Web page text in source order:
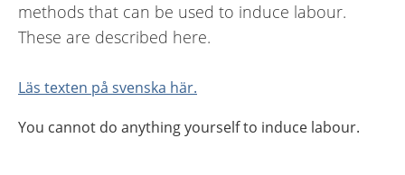
methods that can be used to induce labour.
These are described here.
Läs texten på svenska här.
You cannot do anything yourself to induce labour.